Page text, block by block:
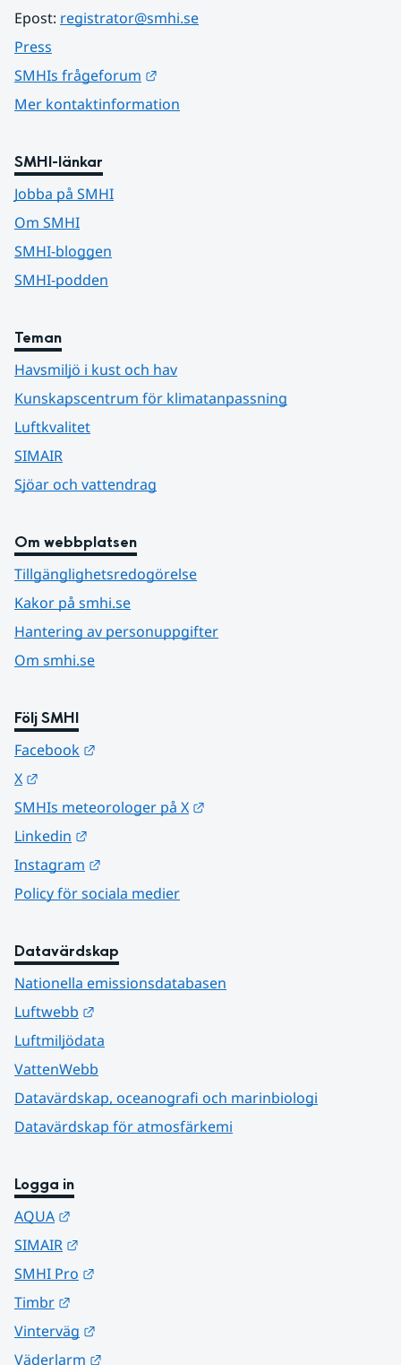
Epost: registrator@smhi.se
Press
SMHIs frågeforum
Mer kontaktinformation
SMHI-länkar
Jobba på SMHI
Om SMHI
SMHI-bloggen
SMHI-podden
Teman
Havsmiljö i kust och hav
Kunskapscentrum för klimatanpassning
Luftkvalitet
SIMAIR
Sjöar och vattendrag
Om webbplatsen
Tillgänglighetsredogörelse
Kakor på smhi.se
Hantering av personuppgifter
Om smhi.se
Följ SMHI
Facebook
X
SMHIs meteorologer på X
Linkedin
Instagram
Policy för sociala medier
Datavärdskap
Nationella emissionsdatabasen
Luftwebb
Luftmiljödata
VattenWebb
Datavärdskap, oceanografi och marinbiologi
Datavärdskap för atmosfärkemi
Logga in
AQUA
SIMAIR
SMHI Pro
Timbr
Vinterväg
Väderlarm